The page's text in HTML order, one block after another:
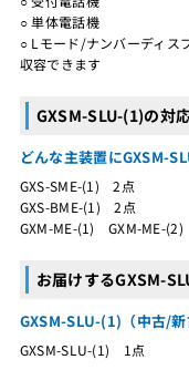
○ 単体電話機
○ Lモード/ナンバーディス
収容できます
GXSM-SLU-(1)の対
どんな主装置にGXSM-
GXS-SME-(1) 2点
GXS-BME-(1) 2点
GXM-ME-(1) GXM-ME-
お届けするGXSM-
GXSM-SLU-(1)（中古/
GXSM-SLU-(1) 1点